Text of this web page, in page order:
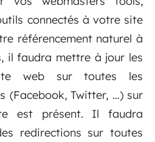
connectés à votre site
référencement naturel à
il faudra mettre à jour les
web sur toutes les
(Facebook, Twitter, …) sur
est présent. Il faudra
redirections sur toutes